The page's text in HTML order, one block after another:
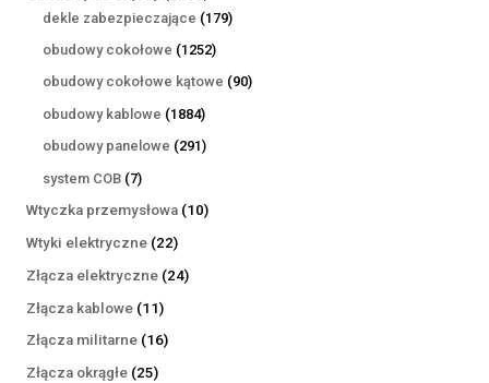
produktów
dekle zabezpieczające 179179
obudowy cokołowe 12521252
produkty
obudowy cokołowe kątowe 9090
obudowy kablowe 18841884
produkty
obudowy panelowe 291291
system COB 77
produktów
Wtyczka przemysłowa 1010
Wtyki elektryczne 2222
produkty
Złącza elektryczne 2424
Złącza kablowe 1111
produktów
Złącza militarne 1616
Złącza okrągłe 2525